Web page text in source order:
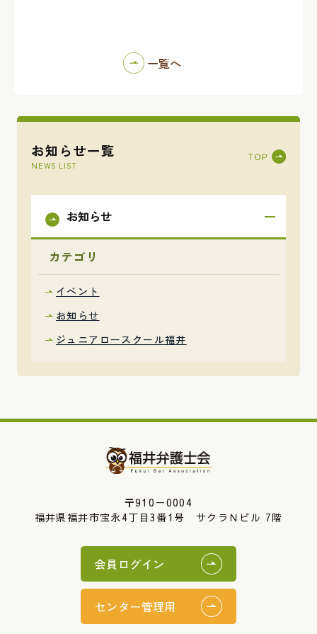
お知らせ一覧
NEWS LIST
お知らせ
カテゴリ
イベント
お知らせ
ジュニアロースクール福井
一覧へ
〒910－0004
福井県福井市宝永4丁目3番1号 サクラＮビル 7階
会員ログイン
センター管理用